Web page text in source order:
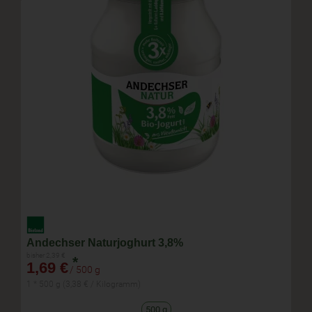
Andechser Naturjoghurt 3,8%
1,69 € *
/ 500 g
500 g